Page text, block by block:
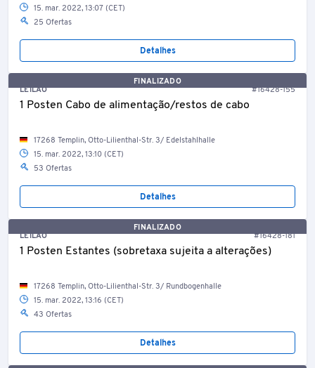
15. mar. 2022, 13:07 (CET)
25 Ofertas
Detalhes
FINALIZADO
LEILÃO
#16428-155
1 Posten Cabo de alimentação/restos de cabo
17268 Templin, Otto-Lilienthal-Str. 3/ Edelstahlhalle
15. mar. 2022, 13:10 (CET)
53 Ofertas
Detalhes
FINALIZADO
LEILÃO
#16428-181
1 Posten Estantes (sobretaxa sujeita a alterações)
17268 Templin, Otto-Lilienthal-Str. 3/ Rundbogenhalle
15. mar. 2022, 13:16 (CET)
43 Ofertas
Detalhes